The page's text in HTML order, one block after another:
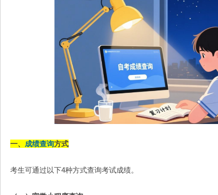
一、 成绩查询方式
考生可通过以下4种方式查询考试成绩。